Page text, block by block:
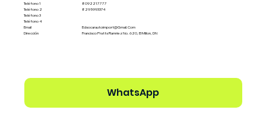
Teléfono 1
Teléfono 2
Teléfono 3
Teléfono 4
Email
Dirección
8092217777
8295993374
Edsocarautoimport@gmail.com
Francisco Pratts Ramriez No. 620, El Millon, DN
WhatsApp